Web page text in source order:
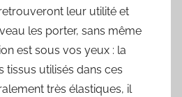
leur utilité et
les porter, sans même
est sous vos yeux : la
tissus utilisés dans ces
très élastiques, il